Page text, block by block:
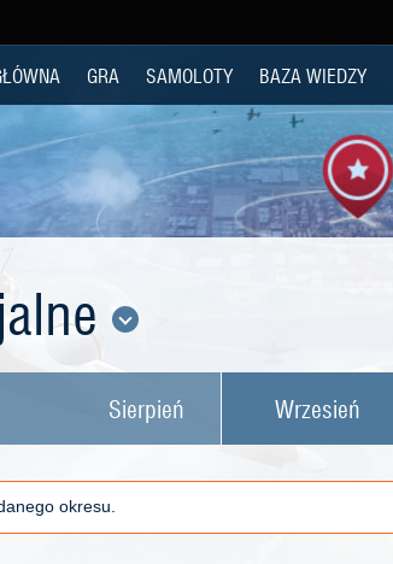
GRA SAMOLOTY BAZA WIEDZY
Sierpień Wrzesień
okresu.